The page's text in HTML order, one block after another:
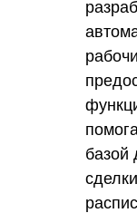
базой